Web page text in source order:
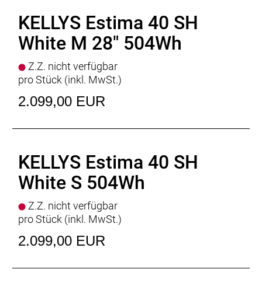
Lenker
KALLOY RiseBar - diam 31.8 mm / width
640 mm
Griffe KLS Wave 2Density ergonomic
SattelstützeKALLOY suspension - diam 30.9 mm /
length 300 mm (S), 350 mm (M)
Sattel
SELLE ROYAL Freedom Royalgel
Pedaleplastic
RückleuchteTRELOCK Duo Flat
Zubehöralloy carrier, adujstable kickstand, bell
RahmengrössenS / M
KELLYS Estima 40 SH
White M 28" 504Wh
Z.Z. nicht verfügbar
pro Stück (inkl. MwSt.)
2.099,00 EUR
KELLYS Estima 40 SH
White S 504Wh
Z.Z. nicht verfügbar
pro Stück (inkl. MwSt.)
2.099,00 EUR